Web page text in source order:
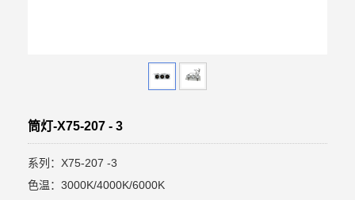
筒灯-X75-207 - 3
系列：X75-207 -3
色温：3000K/4000K/6000K